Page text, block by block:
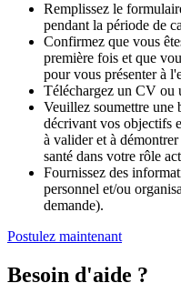
Remplissez le
pendant la période de
Confirmez que vous
première fois et que
pour vous présenter à
Téléchargez un CV ou
Veuillez soumettre une
décrivant vos objectifs
à valider et à
santé dans votre rôle
Fournissez des
personnel et/ou
demande).
Postulez maintenant
Besoin d'aide ?